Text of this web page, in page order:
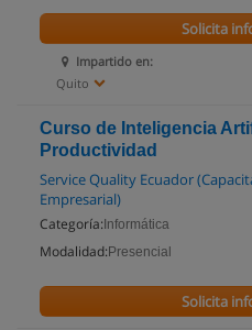
Impartido en:
Quito
Solicita
Curso de Inteligencia
Productividad
Service Quality Ecuador
Empresarial)
Categoría: Informática
Modalidad: Presencial
Solicita